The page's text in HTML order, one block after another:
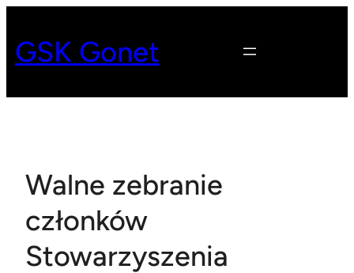
treści
GSK Gonet
Walne zebranie
członków
Stowarzyszenia